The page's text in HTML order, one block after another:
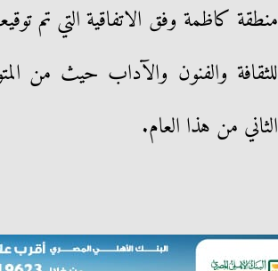
منطقة كاظمة وفق الاتفاقية التي تم
للثقافة والفنون والآداب حيث من
الثاني من هذا العام.